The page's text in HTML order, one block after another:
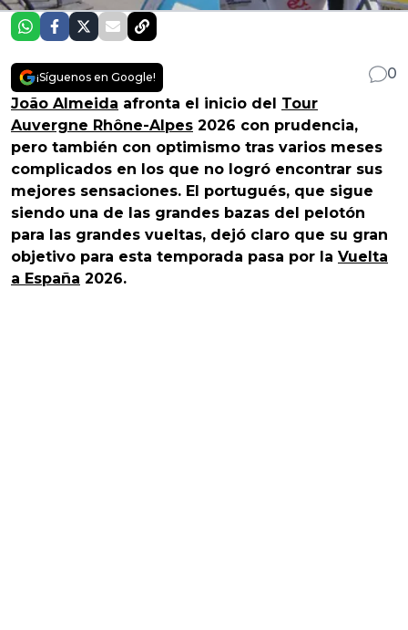
¡Síguenos en Google!
0
João Almeida afronta el inicio del Tour
Auvergne Rhône-Alpes 2026 con prudencia,
pero también con optimismo tras varios meses
complicados en los que no logró encontrar sus
mejores sensaciones. El portugués, que sigue
siendo una de las grandes bazas del pelotón
para las grandes vueltas, dejó claro que su gran
objetivo para esta temporada pasa por la Vuelta
a España 2026.